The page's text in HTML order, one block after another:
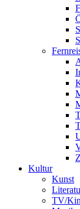
Kultur
Kunst
TV/